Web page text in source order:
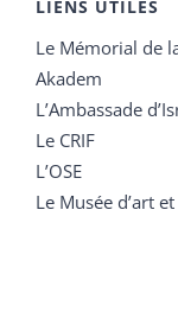
LIENS UTILES
Le Mémorial de
Akadem
L’Ambassade
Le CRIF
L’OSE
Le Musée d’art